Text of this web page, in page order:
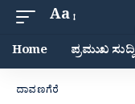
Aa
Home ಪ್ರಮುಖ ಸುದ್ದಿ
ದಾವಣಗೆರೆ